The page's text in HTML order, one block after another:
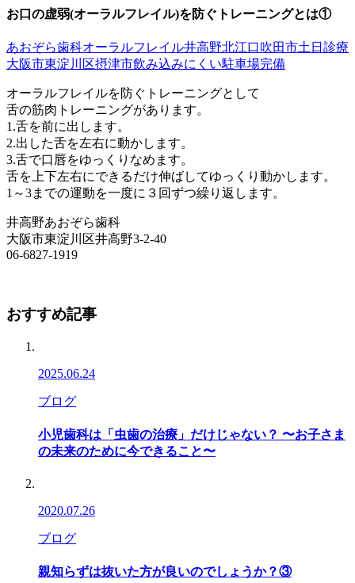
お口の虚弱(オーラルフレイル)を防ぐトレーニングとは①
あおぞら歯科オーラルフレイル井高野北江口吹田市土日診療
大阪市東淀川区摂津市飲み込みにくい駐車場完備
オーラルフレイルを防ぐトレーニングとして
舌の筋肉トレーニングがあります。
1.舌を前に出します。
2.出した舌を左右に動かします。
3.舌で口唇をゆっくりなめます。
舌を上下左右にできるだけ伸ばしてゆっくり動かします。
1～3までの運動を一度に３回ずつ繰り返します。
井高野あおぞら歯科
大阪市東淀川区井高野3-2-40
06-6827-1919
おすすめ記事
2025.06.24
ブログ
小児歯科は「虫歯の治療」だけじゃない？ 〜お子さま
の未来のために今できること〜
2020.07.26
ブログ
親知らずは抜いた方が良いのでしょうか？③